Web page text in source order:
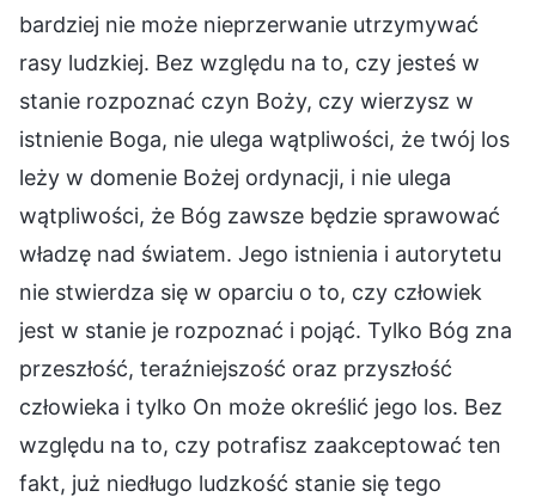
bardziej nie może nieprzerwanie utrzymywać
rasy ludzkiej. Bez względu na to, czy jesteś w
stanie rozpoznać czyn Boży, czy wierzysz w
istnienie Boga, nie ulega wątpliwości, że twój los
leży w domenie Bożej ordynacji, i nie ulega
wątpliwości, że Bóg zawsze będzie sprawować
władzę nad światem. Jego istnienia i autorytetu
nie stwierdza się w oparciu o to, czy człowiek
jest w stanie je rozpoznać i pojąć. Tylko Bóg zna
przeszłość, teraźniejszość oraz przyszłość
człowieka i tylko On może określić jego los. Bez
względu na to, czy potrafisz zaakceptować ten
fakt, już niedługo ludzkość stanie się tego